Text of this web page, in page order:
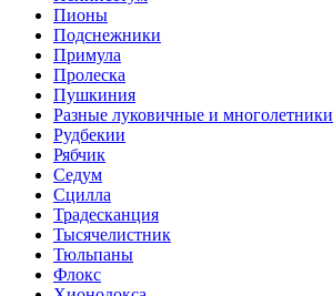
Пионы
Подснежники
Примула
Пролеска
Пушкиния
Разные луковичные и многолетники
Рудбекии
Рябчик
Седум
Сцилла
Традесканция
Тысячелистник
Тюльпаны
Флокс